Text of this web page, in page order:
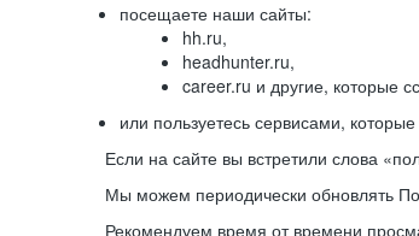
посещаете наши сайты:
hh.ru,
headhunter.ru,
career.ru и другие, которые
или пользуетесь сервисами,
Если на сайте вы встретили слова
Мы можем периодически обновлять
Рекомендуем время от времени